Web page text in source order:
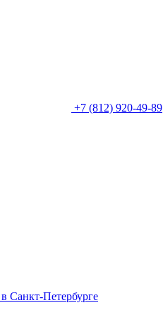
+7 (812) 920-49-89
Санкт-Петербурге